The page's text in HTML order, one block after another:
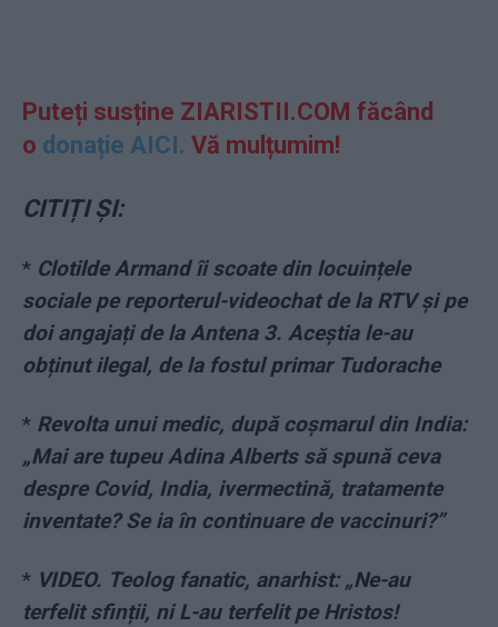
Puteți susține ZIARISTII.COM făcând
o donație AICI. Vă mulțumim!
CITIȚI ȘI:
* Clotilde Armand îi scoate din locuințele
sociale pe reporterul-videochat de la RTV și pe
doi angajați de la Antena 3. Aceștia le-au
obținut ilegal, de la fostul primar Tudorache
* Revolta unui medic, după coșmarul din India:
„Mai are tupeu Adina Alberts să spună ceva
despre Covid, India, ivermectină, tratamente
inventate? Se ia în continuare de vaccinuri?”
* VIDEO. Teolog fanatic, anarhist: „Ne-au
terfelit sfinții, ni L-au terfelit pe Hristos!